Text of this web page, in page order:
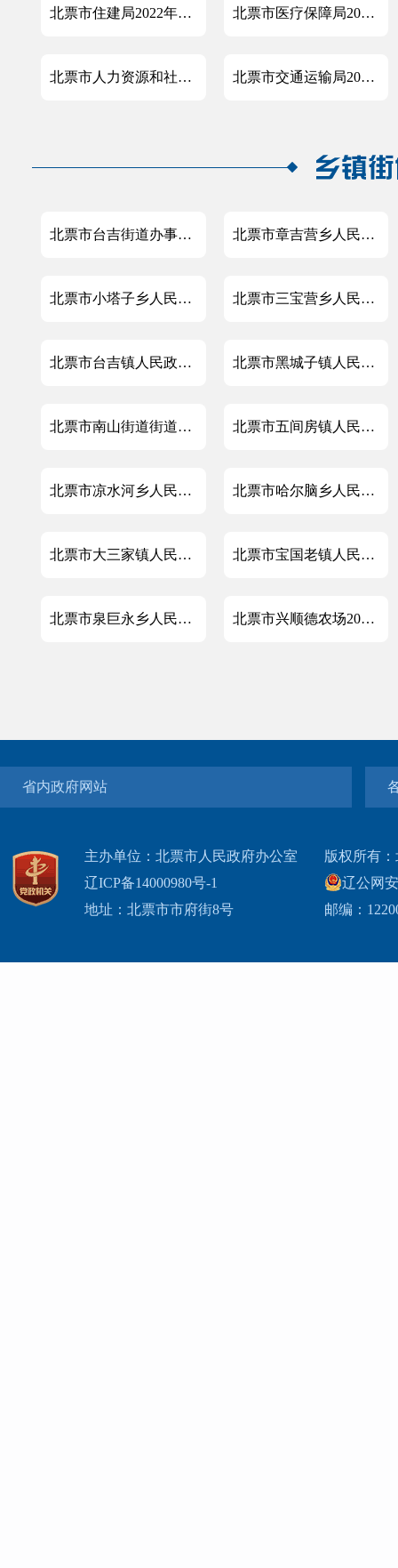
北票市住建局2022年度政府信息公开工作年度报告 北票市医疗保障局2022年度政府信息公开工作年度报告
北票市人力资源和社会保障局2022年度政府信息公开工作年度报告 北票市交通运输局2022年度政府信息公开工作年度报告
北票市台吉街道办事处2022年度政府信息公开工作年度报告 北票市章吉营乡人民政府2022年度政府信息公开工作年度报告
北票市小塔子乡人民政府2022年度政府信息公开工作年度报告 北票市三宝营乡人民政府2022年度政府信息公开工作年度报告
北票市台吉镇人民政府2022年度政府信息公开工作年度报告 北票市黑城子镇人民政府2022年度政府信息公开工作年度报告
北票市南山街道街道办事处2022年度政府信息公开工作年度报告 北票市五间房镇人民政府2022年度政府信息公开工作年度报告
北票市凉水河乡人民政府2022年度政府信息公开工作年度报告 北票市哈尔脑乡人民政府2022年度政府信息公开工作年度报告
北票市大三家镇人民政府2022年度政府信息公开工作年度报告 北票市宝国老镇人民政府2022年度政府信息公开工作年度报告
北票市泉巨永乡人民政府2022年度政府信息公开工作年度报告 北票市兴顺德农场2022年度政府信息公开工作年度报告
省内政府网站
主办单位：北票市人民政府办公室
辽ICP备14000980号-1
地址：北票市市府街8号
版权所有
辽公网
邮编：